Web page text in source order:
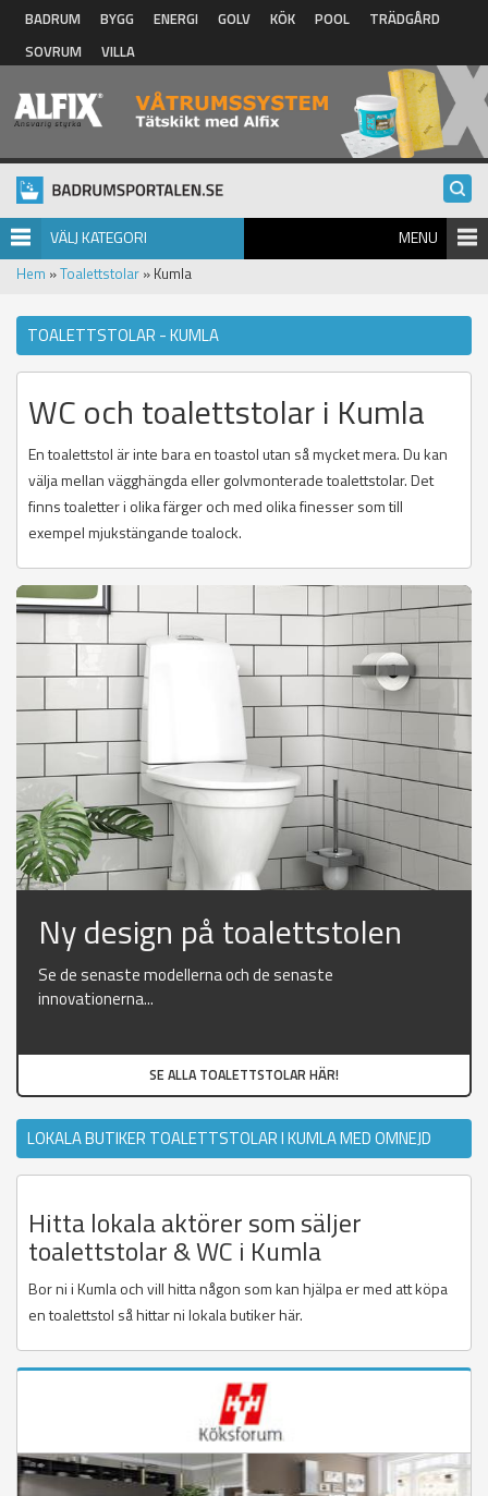
Hoppa till huvudinnehåll
BADRUM BYGG ENERGI GOLV KÖK POOL
TRÄDGÅRD
SOVRUM
VILLA
VÄLJ KATEGORI MENU
Hem »Toalettstolar » Kumla
TOALETTSTOLAR - KUMLA
WC och toalettstolar i Kumla
En toalettstol är inte bara en toastol utan så mycket mera. Du kan
välja mellan vägghängda eller golvmonterade toalettstolar. Det
finns toaletter i olika färger och med olika finesser som till
exempel mjukstängande toalock.
Ny design på toalettstolen
Se de senaste modellerna och de senaste
innovationerna...
SE ALLA TOALETTSTOLAR HÄR!
LOKALA BUTIKER TOALETTSTOLAR I KUMLA MED OMNEJD
Hitta lokala aktörer som säljer
toalettstolar & WC i Kumla
Bor ni i Kumla och vill hitta någon som kan hjälpa er med att köpa
en toalettstol så hittar ni lokala butiker här.